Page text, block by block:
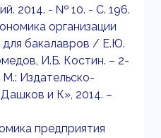
2014. - № 10. - С. 196.
организации
для бакалавров / Е.Ю.
И.Б. Костин. – 2-
М.: Издательско-
и К», 2014. –
предприятия